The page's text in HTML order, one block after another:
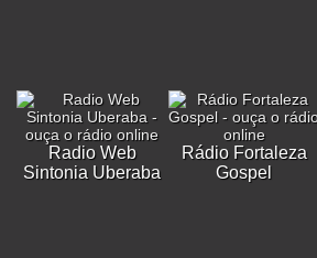
Radio Web
Sintonia Uberaba
Rádio Fortaleza
Gospel